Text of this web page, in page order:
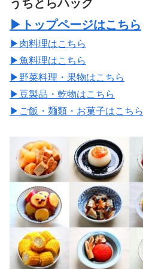
うちとらハック
▶トップページはこちら
▶肉料理はこちら
▶魚料理はこちら
▶野菜料理・果物はこちら
▶豆製品・乾物はこちら
▶ご飯・麺類・お菓子はこちら